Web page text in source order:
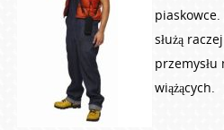
służą
wiążących.